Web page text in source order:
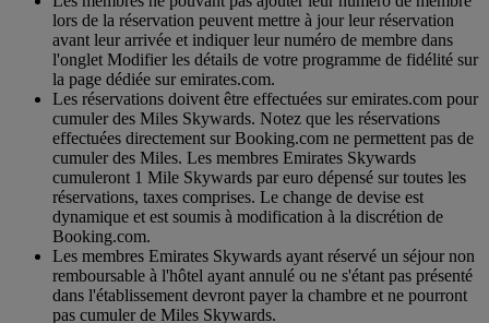
lors de la réservation peuvent mettre à jour leur réservation
avant leur arrivée et indiquer leur numéro de membre dans
l'onglet Modifier les détails de votre programme de fidélité sur
la page dédiée sur emirates.com.
Les réservations doivent être effectuées sur emirates.com pour
cumuler des Miles Skywards. Notez que les réservations
effectuées directement sur Booking.com ne permettent pas de
cumuler des Miles. Les membres Emirates Skywards
cumuleront 1 Mile Skywards par euro dépensé sur toutes les
réservations, taxes comprises. Le change de devise est
dynamique et est soumis à modification à la discrétion de
Booking.com.
Les membres Emirates Skywards ayant réservé un séjour non
remboursable à l'hôtel ayant annulé ou ne s'étant pas présenté
dans l'établissement devront payer la chambre et ne pourront
pas cumuler de Miles Skywards.